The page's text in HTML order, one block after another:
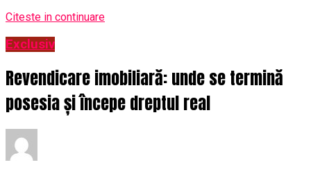
Citeste in continuare
Exclusiv
Revendicare imobiliară: unde se termină
posesia și începe dreptul real